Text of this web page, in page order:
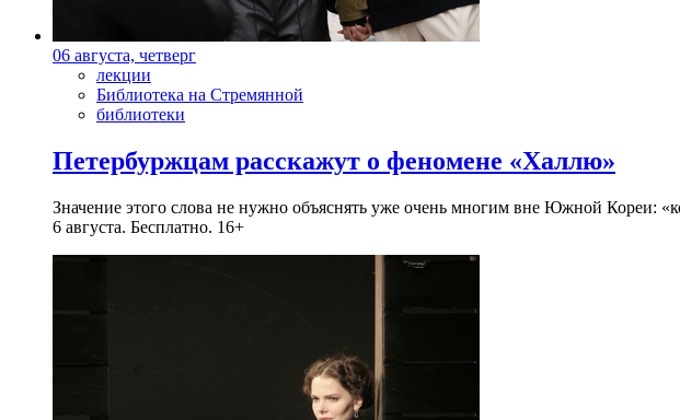
06 августа, четверг
лекции
Библиотека на Стремянной
библиотеки
Петербуржцам расскажут о феномене «Халлю»
Значение этого слова не нужно объяснять уже очень многим вне Южной Кореи:
6 августа. Бесплатно. 16+